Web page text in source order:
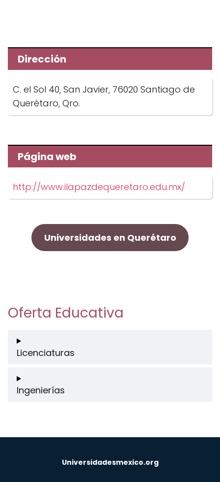
Dirección
C. el Sol 40, San Javier, 76020 Santiago de
Querétaro, Qro.
Página web
http://www.ilapazdequeretaro.edu.mx/
Universidades en Querétaro
Oferta Educativa
Licenciaturas
Ingenierías
Universidadesmexico.org